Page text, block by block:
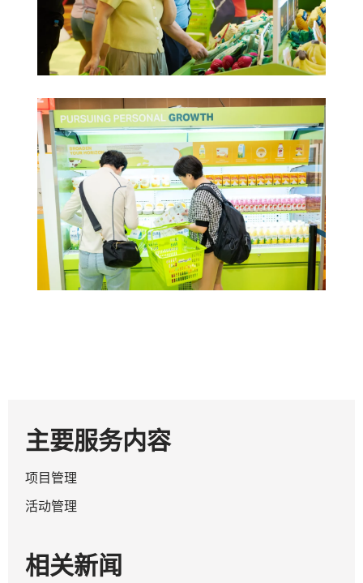
主要服务内容
项目管理
活动管理
相关新闻